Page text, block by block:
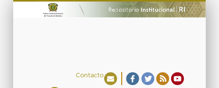
Contacto